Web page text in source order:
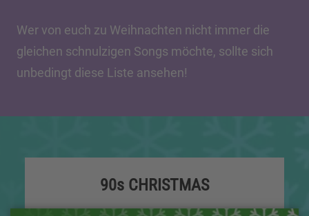
Wer von euch zu Weihnachten nicht immer die
gleichen schnulzigen Songs möchte, sollte sich
unbedingt diese Liste ansehen!
90s CHRISTMAS